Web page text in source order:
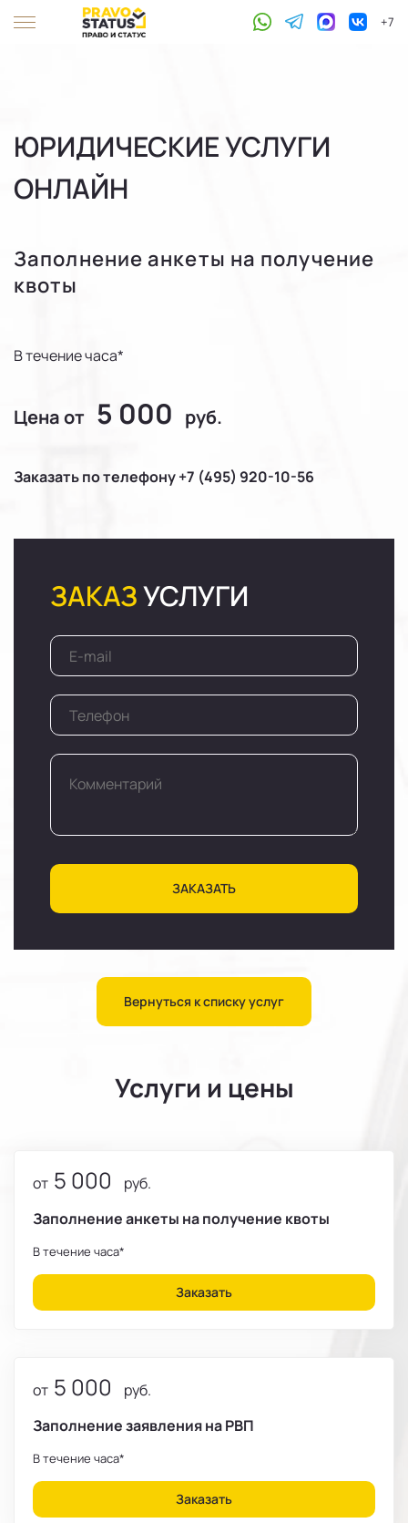
+7
ЮРИДИЧЕСКИЕ УСЛУГИ
ОНЛАЙН
Заполнение анкеты на получение
квоты
В течение часа*
Цена от 5 000 руб.
Заказать по телефону +7 (495) 920-10-56
ЗАКАЗУСЛУГИ
ЗАКАЗАТЬ
Вернуться к списку услуг
Услуги и цены
от 5 000
руб.
Заполнение анкеты на получение квоты
В течение часа*
Заказать
от 5 000
руб.
Заполнение заявления на РВП
В течение часа*
Заказать